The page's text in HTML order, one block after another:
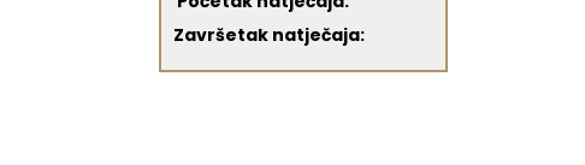
Završetak natječaja: